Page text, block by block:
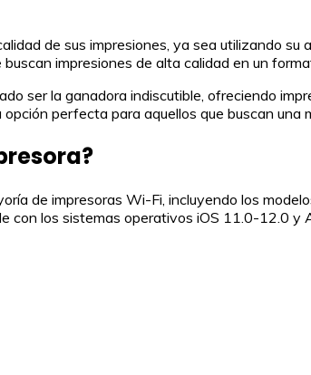
de sus impresiones, ya sea utilizando
impresiones de alta calidad en un
ser la ganadora indiscutible, ofreciendo
perfecta para aquellos que buscan una
de impresoras Wi-Fi, incluyendo los
los sistemas operativos iOS 11.0-12.0 y